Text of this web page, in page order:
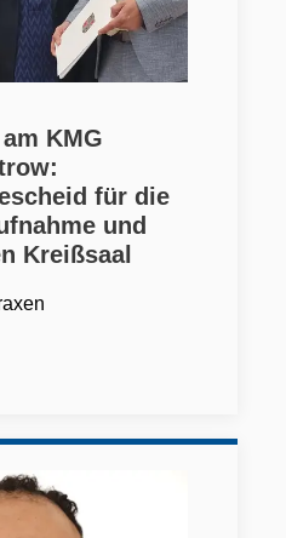
KMG
für die
und
Kreißsaal